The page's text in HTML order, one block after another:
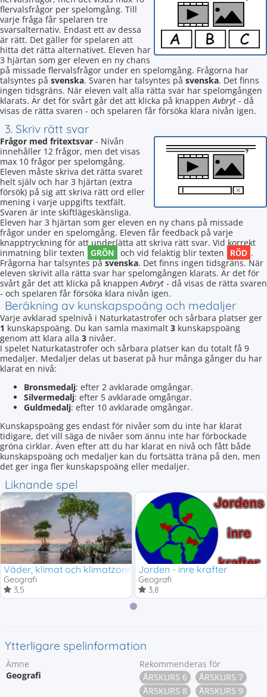
flervalsfrågor per spelomgång. Till
varje fråga får spelaren tre
svarsalternativ. Endast ett av dessa
är rätt. Det gäller för spelaren att
hitta det rätta alternativet. Eleven har
3 hjärtan som ger eleven en ny chans
på missade flervalsfrågor under en spelomgång. Frågorna har
talsyntes på svenska. Svaren har talsyntes på svenska. Det finns
ingen tidsgräns. När eleven valt alla rätta svar har spelomgången
klarats. Är det för svårt går det att klicka på knappenAvbryt - då
visas de rätta svaren - och spelaren får försöka klara nivån igen.
3. Skriv rätt svar
Frågor med fritextsvar - Nivån
innehåller 12 frågor, men det visas
max 10 frågor per spelomgång.
Eleven måste skriva det rätta svaret
helt själv och har 3 hjärtan (extra
försök) på sig att skriva rätt ord eller
mening i varje uppgifts textfält.
Svaren är inte skiftlägeskänsliga.
Eleven har 3 hjärtan som ger eleven en ny chans på missade
frågor under en spelomgång. Eleven får feedback på varje
knapptryckning för att underlätta att skriva rätt svar. Vid korrekt
inmatning blir texten GRÖN och vid felaktig blir texten RÖD .
Frågorna har talsyntes påsvenska. Det finns ingen tidsgräns. När
eleven skrivit alla rätta svar har spelomgången klarats. Är det för
svårt går det att klicka på knappenAvbryt - då visas de rätta svaren
- och spelaren får försöka klara nivån igen.
Beräkning av kunskapspoäng och medaljer
Varje avklarad spelnivå i Naturkatastrofer och sårbara platser ger
1 kunskapspoäng. Du kan samla maximalt 3 kunskapspoäng
genom att klara alla 3 nivåer.
I spelet Naturkatastrofer och sårbara platser kan du totalt få 9
medaljer. Medaljer delas ut baserat på hur många gånger du har
klarat en nivå:
Bronsmedalj: efter 2 avklarade omgångar.
Silvermedalj: efter 5 avklarade omgångar.
Guldmedalj: efter 10 avklarade omgångar.
Kunskapspoäng ges endast för nivåer som du inte har klarat
tidigare, det vill säga de nivåer som ännu inte har förbockade
gröna cirklar. Även efter att du har klarat en nivå och fått både
kunskapspoäng och medaljer kan du fortsätta träna på den, men
det ger inga fler kunskapspoäng eller medaljer.
Liknande spel
Väder, klimat och klimatzoner
Geografi
3,5
Jorden - inre krafter
Geografi
3,8
Ytterligare spelinformation
Ämne
Geografi
Rekommenderas för
ÅRSKURS 6
ÅRSKURS 7
ÅRSKURS 8
ÅRSKURS 9